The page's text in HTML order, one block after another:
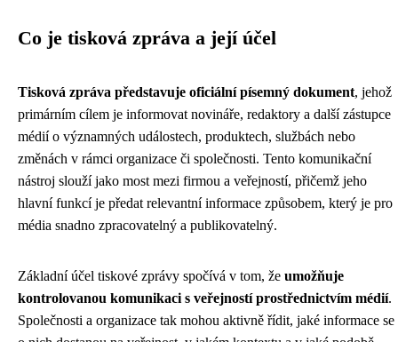
Co je tisková zpráva a její účel
Tisková zpráva představuje oficiální písemný dokument, jehož
primárním cílem je informovat novináře, redaktory a další zástupce
médií o významných událostech, produktech, službách nebo
změnách v rámci organizace či společnosti. Tento komunikační
nástroj slouží jako most mezi firmou a veřejností, přičemž jeho
hlavní funkcí je předat relevantní informace způsobem, který je pro
média snadno zpracovatelný a publikovatelný.
Základní účel tiskové zprávy spočívá v tom, že umožňuje
kontrolovanou komunikaci s veřejností prostřednictvím médií.
Společnosti a organizace tak mohou aktivně řídit, jaké informace se